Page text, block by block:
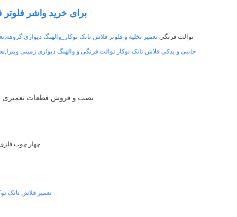
برای خرید واشر
توالت فرنگی تعمیر تخلیه و فلوتر فلاش تانک توکار_والهنگ دیواری گروهه
جانبی و یدکی فلاش تانک توکار توالت فرنگی و والهنگ دیواری زمینی ویترا
نصب و فروش قطعات تعمیری
چهار چوب
تعمیر فلاش تانک